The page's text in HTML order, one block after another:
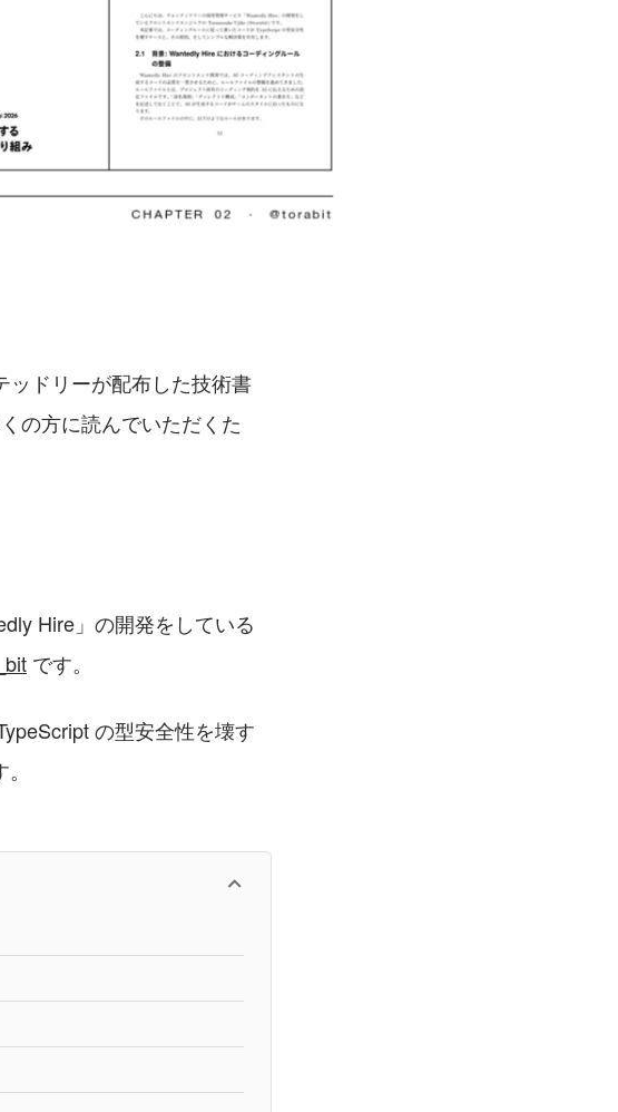
ッドリーが配布した技術書
の方に読んでいただくた
Hire」の開発をしている
です。
の型安全性を壊す